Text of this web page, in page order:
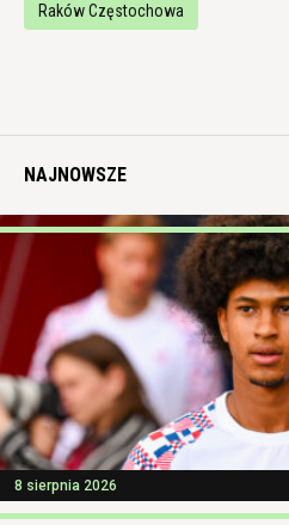
Raków Częstochowa
NAJNOWSZE
8 sierpnia 2026